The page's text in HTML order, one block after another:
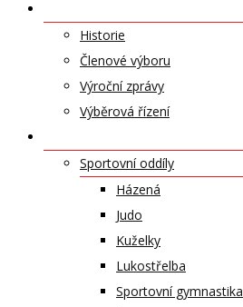
Historie
Členové výboru
Výroční zprávy
Výběrová řízení
Sportovní oddíly
Házená
Judo
Kuželky
Lukostřelba
Sportovní gymnastika